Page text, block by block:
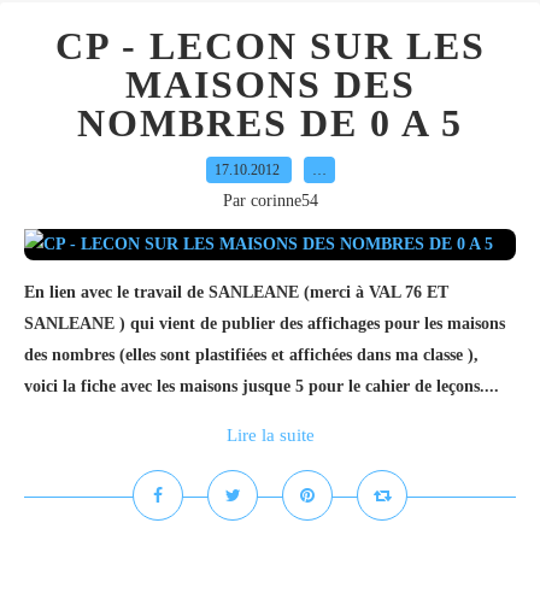
CP - LECON SUR LES
MAISONS DES
NOMBRES DE 0 A 5
17.10.2012 …
Par corinne54
En lien avec le travail de SANLEANE (merci à VAL 76 ET
SANLEANE ) qui vient de publier des affichages pour les maisons
des nombres (elles sont plastifiées et affichées dans ma classe ),
voici la fiche avec les maisons jusque 5 pour le cahier de leçons....
Lire la suite